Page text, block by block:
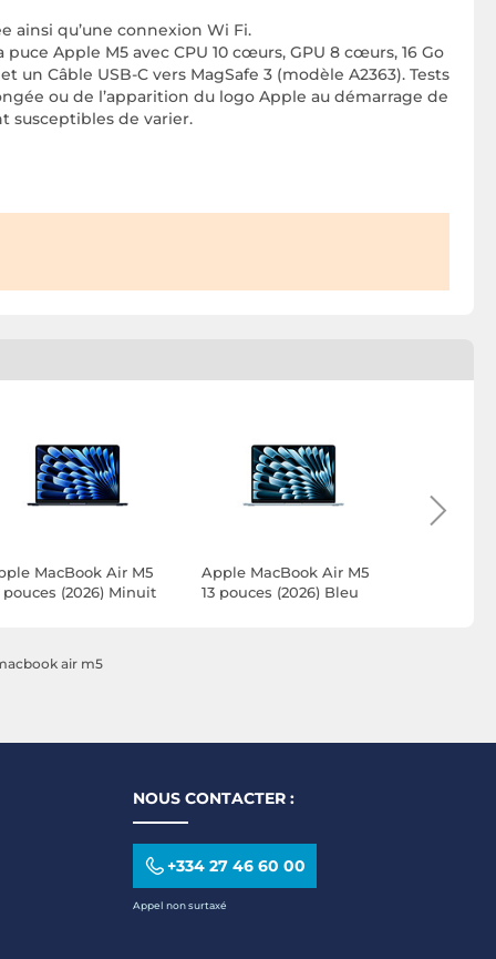
ainsi qu’une connexion Wi Fi.
Apple M5 avec CPU 10 cœurs, GPU 8 cœurs, 16 Go
Câble USB-C vers MagSafe 3 (modèle A2363). Tests
ou de l’apparition du logo Apple au démarrage de
susceptibles de varier.
MacBook Air M5
pouces (2026) Minuit
Apple MacBook Air M5
13 pouces (2026) Bleu
air m5
NOUS CONTACTER :
+334 27 46 60 00
Appel non surtaxé